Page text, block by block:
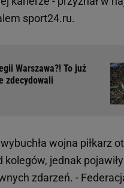
sport24.ru.
Warszawa?! To już
zdecydowali
wojna piłkarz
kolegów, jednak
zdarzeń. -